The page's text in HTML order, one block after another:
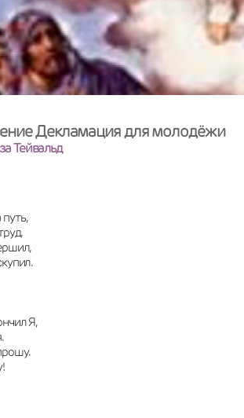
Декламация для молодёжи
Тейвальд
Я,